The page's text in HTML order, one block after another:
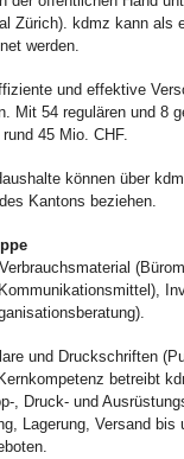
Zürich). kdmz kann als
werden.
und effektive
Mit 54 regulären und 8
45 Mio. CHF.
können über
Kantons beziehen.
und Druckschriften
betreibt
, Druck- und
Lagerung, Versand